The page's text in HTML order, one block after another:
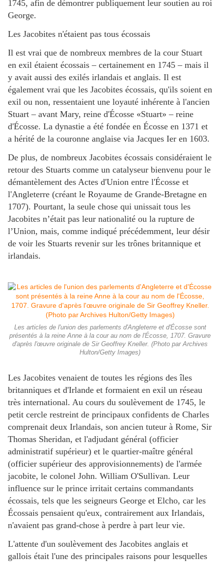
1745, afin de démontrer publiquement leur soutien au roi
George.
Les Jacobites n'étaient pas tous écossais
Il est vrai que de nombreux membres de la cour Stuart
en exil étaient écossais – certainement en 1745 – mais il
y avait aussi des exilés irlandais et anglais. Il est
également vrai que les Jacobites écossais, qu'ils soient en
exil ou non, ressentaient une loyauté inhérente à l'ancien
Stuart – avant Mary, reine d'Écosse «Stuart» – reine
d'Écosse. La dynastie a été fondée en Écosse en 1371 et
a hérité de la couronne anglaise via Jacques Ier en 1603.
De plus, de nombreux Jacobites écossais considéraient le
retour des Stuarts comme un catalyseur bienvenu pour le
démantèlement des Actes d'Union entre l'Écosse et
l'Angleterre (créant le Royaume de Grande-Bretagne en
1707). Pourtant, la seule chose qui unissait tous les
Jacobites n’était pas leur nationalité ou la rupture de
l’Union, mais, comme indiqué précédemment, leur désir
de voir les Stuarts revenir sur les trônes britannique et
irlandais.
Les articles de l'union des parlements d'Angleterre et d'Écosse sont
présentés à la reine Anne à la cour au nom de l'Écosse, 1707. Gravure
d'après l'œuvre originale de Sir Geoffrey Kneller. (Photo par Archives
Hulton/Getty Images)
Les Jacobites venaient de toutes les régions des îles
britanniques et d'Irlande et formaient en exil un réseau
très international. Au cours du soulèvement de 1745, le
petit cercle restreint de principaux confidents de Charles
comprenait deux Irlandais, son ancien tuteur à Rome, Sir
Thomas Sheridan, et l'adjudant général (officier
administratif supérieur) et le quartier-maître général
(officier supérieur des approvisionnements) de l'armée
jacobite, le colonel John. William O'Sullivan. Leur
influence sur le prince irritait certains commandants
écossais, tels que les seigneurs George et Elcho, car les
Écossais pensaient qu'eux, contrairement aux Irlandais,
n'avaient pas grand-chose à perdre à part leur vie.
L'attente d'un soulèvement des Jacobites anglais et
gallois était l'une des principales raisons pour lesquelles